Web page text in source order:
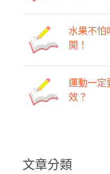
水果不怕
開！
運動一定
效？
文章分類